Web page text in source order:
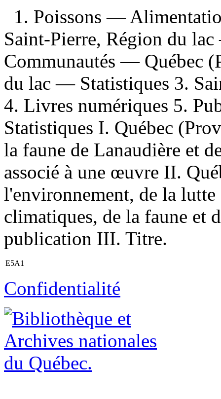
1. Poissons —
Saint-Pierre, Région du
Communautés — Québec
du lac — Statistiques 3.
4. Livres numériques 5.
Statistiques I. Québec
la faune de Lanaudière et
associé à une œuvre II.
l'environnement, de la lutte
climatiques, de la faune et
publication III. Titre.
E5A1
Confidentialité